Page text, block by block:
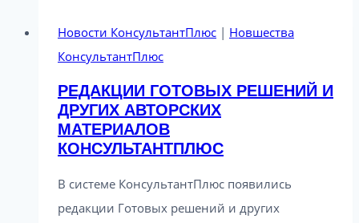
Новости КонсультантПлюс | Новшества
КонсультантПлюс
РЕДАКЦИИ ГОТОВЫХ РЕШЕНИЙ И
ДРУГИХ АВТОРСКИХ
МАТЕРИАЛОВ
КОНСУЛЬТАНТПЛЮС
В системе КонсультантПлюс появились
редакции Готовых решений и других